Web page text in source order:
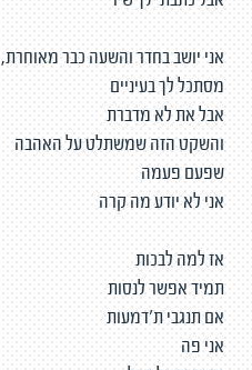
אני יושב בחדר והשעה כבר מאוחרת,
מסתכל לך בעיניים
אבל את לא מדברת
והשקט הזה שמשתלט על האהבה
שפעם פעמה
אני לא יודע מה קרה
אז למה לבכות
תמיד אפשר לנסות
אם תנגבי ת'דמעות
אני פה